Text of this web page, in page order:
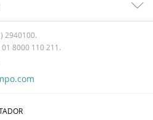
2940100.
8000 110 211.